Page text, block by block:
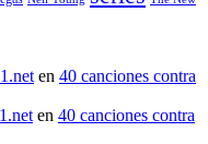
en 40 canciones contra
en 40 canciones contra